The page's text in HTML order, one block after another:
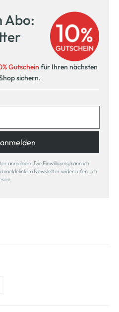
Abo:
Gutschein für Ihren nächsten
sichern.
anmelden. Die Einwilligung kann ich
im Newsletter widerrufen. Ich